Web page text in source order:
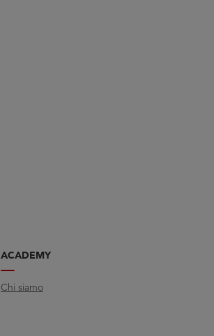
ACADEMY
Chi siamo